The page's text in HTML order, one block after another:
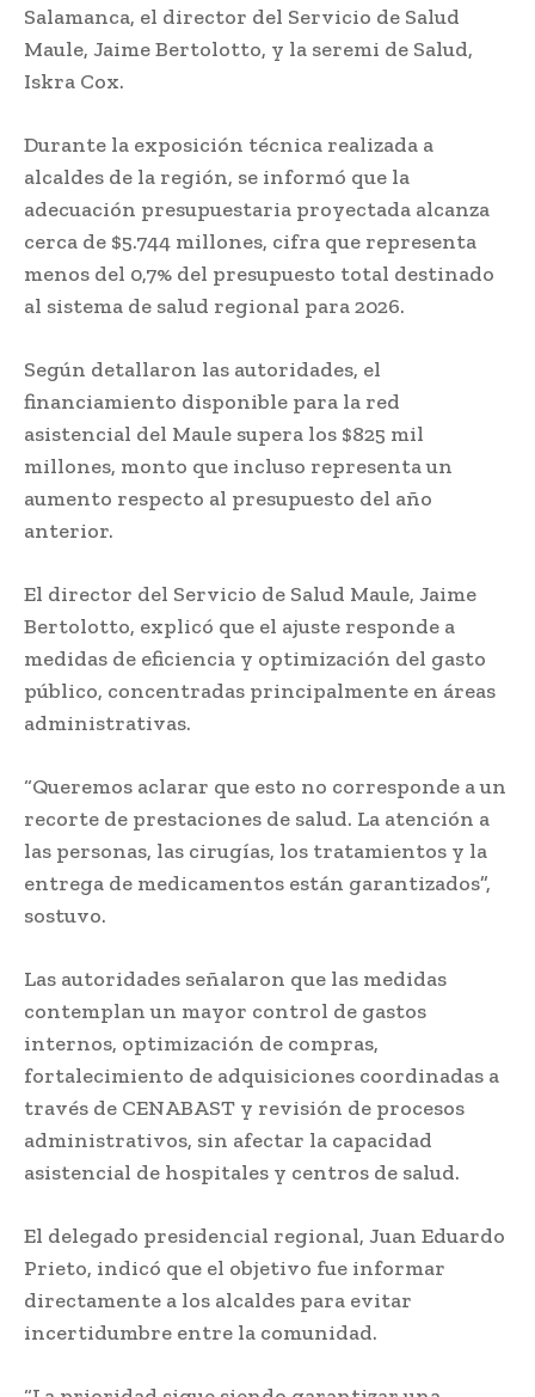
Salamanca, el director del Servicio de Salud
Maule, Jaime Bertolotto, y la seremi de Salud,
Iskra Cox.
Durante la exposición técnica realizada a
alcaldes de la región, se informó que la
adecuación presupuestaria proyectada alcanza
cerca de $5.744 millones, cifra que representa
menos del 0,7% del presupuesto total destinado
al sistema de salud regional para 2026.
Según detallaron las autoridades, el
financiamiento disponible para la red
asistencial del Maule supera los $825 mil
millones, monto que incluso representa un
aumento respecto al presupuesto del año
anterior.
El director del Servicio de Salud Maule, Jaime
Bertolotto, explicó que el ajuste responde a
medidas de eficiencia y optimización del gasto
público, concentradas principalmente en áreas
administrativas.
“Queremos aclarar que esto no corresponde a un
recorte de prestaciones de salud. La atención a
las personas, las cirugías, los tratamientos y la
entrega de medicamentos están garantizados”,
sostuvo.
Las autoridades señalaron que las medidas
contemplan un mayor control de gastos
internos, optimización de compras,
fortalecimiento de adquisiciones coordinadas a
través de CENABAST y revisión de procesos
administrativos, sin afectar la capacidad
asistencial de hospitales y centros de salud.
El delegado presidencial regional, Juan Eduardo
Prieto, indicó que el objetivo fue informar
directamente a los alcaldes para evitar
incertidumbre entre la comunidad.